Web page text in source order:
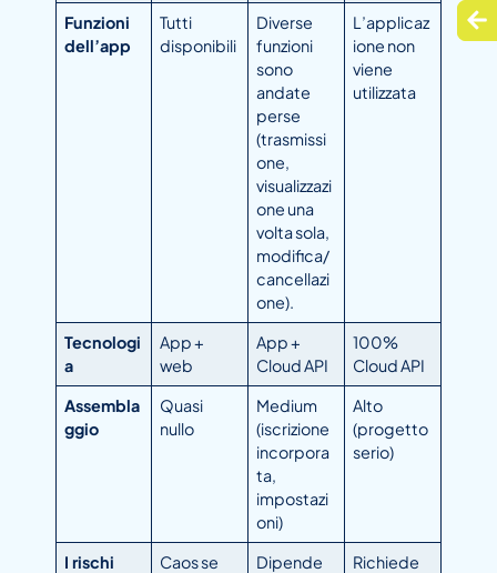
Funzioni
dell’app
Tutti
disponibili
Diverse
funzioni
sono
andate
perse
(trasmissi
one,
visualizzazi
one una
volta sola,
modifica/
cancellazi
one).
L’applicaz
ione non
viene
utilizzata
Tecnologi
a
App +
web
App +
Cloud API
100%
Cloud API
Assembla
ggio
Quasi
nullo
Medium
(iscrizione
incorpora
ta,
impostazi
oni)
Alto
(progetto
serio)
I rischi
Caos se
Dipende
Richiede